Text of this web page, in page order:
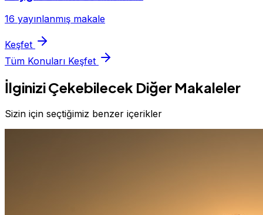
16 yayınlanmış makale
Keşfet
Tüm Konuları Keşfet
İlginizi Çekebilecek Diğer Makaleler
Sizin için seçtiğimiz benzer içerikler